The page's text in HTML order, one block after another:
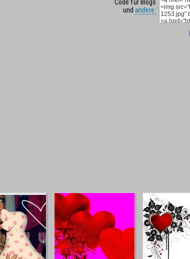
Code für Blogs
und andere: